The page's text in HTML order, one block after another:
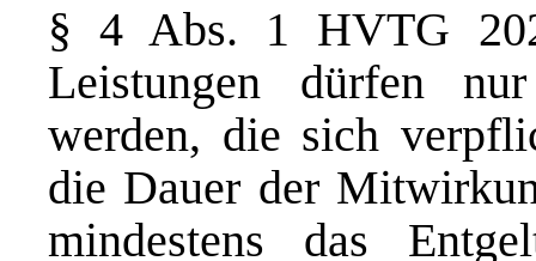
§ 4 Abs. 1 HVTG
Leistungen dürfen
werden, die sich
die Dauer der
mindestens das